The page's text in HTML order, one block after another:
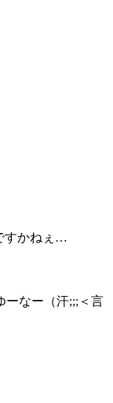
すかねぇ…
ーなー（汗;;;＜言